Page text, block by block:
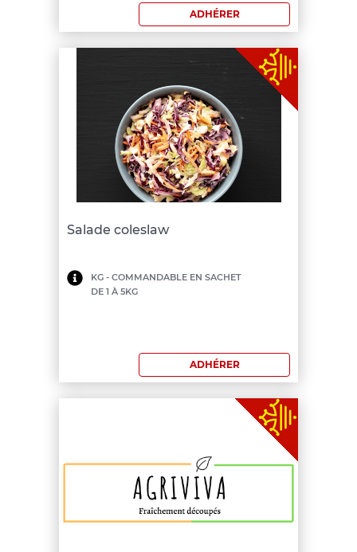
ADHÉRER
Salade coleslaw
Minimum
de
KG - COMMANDABLE EN SACHET
DE 1 À 5KG
ADHÉRER